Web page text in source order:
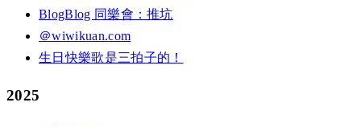
BlogBlog 同樂會：推坑
＠wiwikuan.com
生日快樂歌是三拍子的！
2025